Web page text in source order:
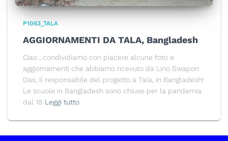
P1063_TALA
AGGIORNAMENTI DA TALA, Bangladesh
Ciao , condividiamo con piacere alcune foto e
aggiornamenti che abbiamo ricevuto da Lino Swapon
Das, il responsabile del progetto a Tala, in Bangladesh!
Le scuole in Bangladesh sono chiuse per la pandemia
dal 18 Leggi tutto